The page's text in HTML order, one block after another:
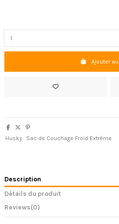
Ajouter
Husky Sac de Couchage Froid Extrême
Description
Détails du produit
Reviews(0)